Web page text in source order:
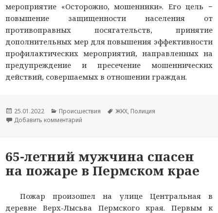
мероприятие «Осторожно, мошенники». Его цель −
повышение защищенности населения от
противоправных посягательств, принятие
дополнительных мер для повышения эффективности
профилактических мероприятий, направленных на
предупреждение и пресечение мошеннических
действий, совершаемых в отношении граждан.
Опубликовано
25.01.2022 Рубрики
Происшествия Метки
ЖКХ, Полиция
Добавить комментарий
65-летний мужчина спасен
на пожаре в Пермском крае
Пожар произошел на улице Центральная в
деревне Верх-Лысьва Пермского края. Первым к